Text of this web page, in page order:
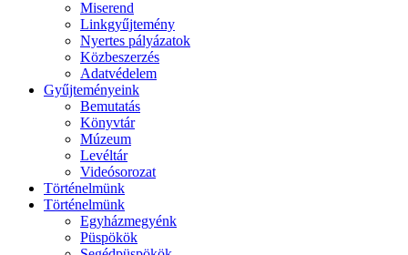
Miserend
Linkgyűjtemény
Nyertes pályázatok
Közbeszerzés
Adatvédelem
Gyűjteményeink
Bemutatás
Könyvtár
Múzeum
Levéltár
Videósorozat
Történelmünk
Történelmünk
Egyházmegyénk
Püspökök